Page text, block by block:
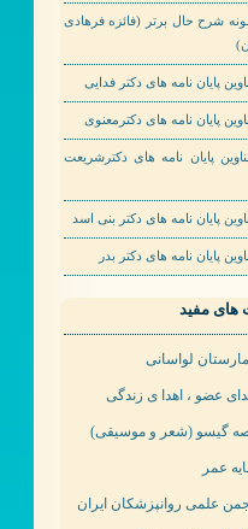
شرح حال برتر (فائزه فرهادی
پایان نامه های دکتر فدایی
پایان نامه های دکترمعنوی
پایان نامه های دکترشریعت
پایان نامه های دکتر بنی اسد
پایان نامه های دکتر بدر
های مفید
لواسانی
عضو ، اهدا ی زندگی
گیسو (شعر و موسیقی)
عمر
علمی روانپزشکان ایران